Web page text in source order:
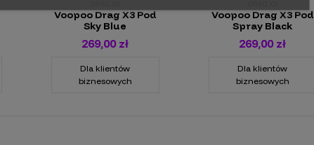
Voopoo Drag X3 Pod
Sky Blue
269,00 zł
Dla klientów
biznesowych
Voopoo Drag X3 Pod
Spray Black
269,00 zł
Dla klientów
biznesowych